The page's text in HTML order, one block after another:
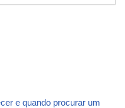
e quando procurar um